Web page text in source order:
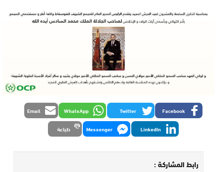
Facebook
Twitter
WhatsApp
Email
LinkedIn
Messenger طباعة
رابط المشاركة :